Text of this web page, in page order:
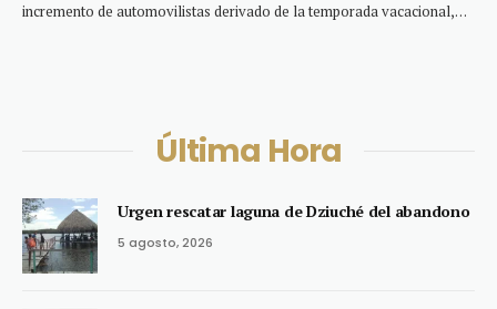
incremento de automovilistas derivado de la temporada vacacional,…
Última Hora
Urgen rescatar laguna de Dziuché del abandono
5 agosto, 2026